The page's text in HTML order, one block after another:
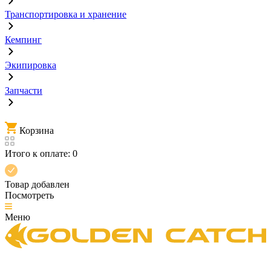
Транспортировка и хранение
Кемпинг
Экипировка
Запчасти
Корзина
Итого к оплате: 0
Товар добавлен
Посмотреть
Меню